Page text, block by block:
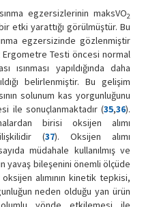
egzersizlerinin maksVO2
etki yarattığı görülmüştür. Bu
egzersizinde gözlenmiştir
Ergometre Testi öncesi normal
ısınması yapıldığında daha
belirlenmiştir. Bu gelişim
solunum kas yorgunluğunu
ile sonuçlanmaktadır (35,36).
birisi oksijen alımı
(37). Oksijen alımı
müdahale kullanılmış ve
yavaş bileşenini önemli ölçüde
alımının kinetik tepkisi,
neden olduğu yan ürün